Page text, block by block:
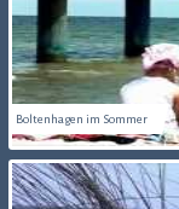
Boltenhagen im Sommer